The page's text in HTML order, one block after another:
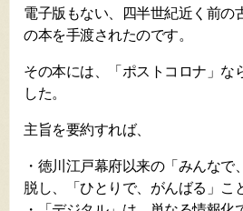
電子版もない、四半世紀近く前の
の本を手渡されたのです。
その本には、「ポストコロナ」な
した。
主旨を要約すれば、
・徳川江戸幕府以来の「みんな
脱し、「ひとりで、がんばる」こ